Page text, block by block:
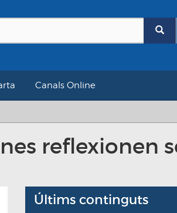
Canals Online
reflexionen
Últims continguts